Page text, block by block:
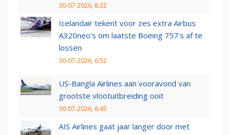
30-07-2026, 8:22
Icelandair tekent voor zes extra Airbus
A320neo's om laatste Boeing 757's af te
lossen
30-07-2026, 6:52
US-Bangla Airlines aan vooravond van
grootste vlootuitbreiding ooit
30-07-2026, 6:45
AIS Airlines gaat jaar langer door met